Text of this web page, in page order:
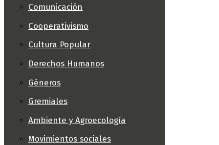
Comunicación
Cooperativismo
Cultura Popular
Derechos Humanos
Géneros
Gremiales
Ambiente y Agroecología
Movimientos sociales